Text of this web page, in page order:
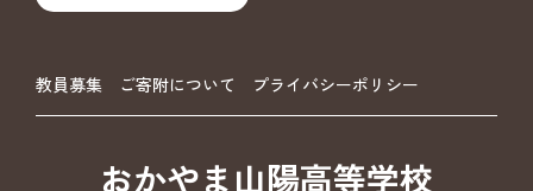
教員募集 ご寄附について プライバシーポリシー
おかやま山陽高等学校